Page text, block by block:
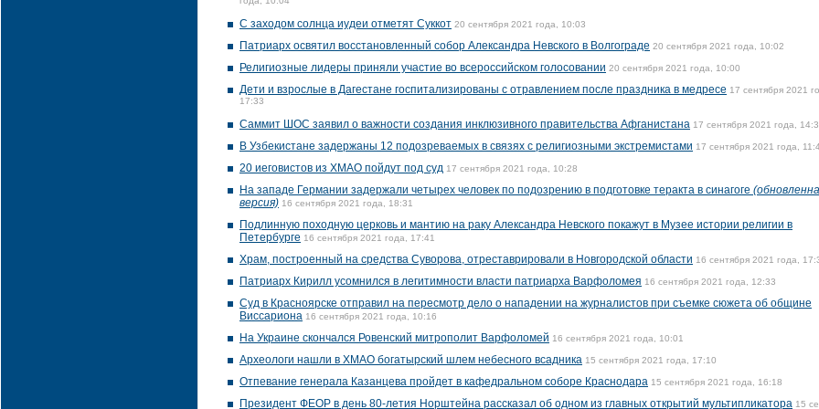
С заходом солнца иудеи отметят Суккот 20 сентября 2021 года, 10:03
Патриарх освятил восстановленный собор Александра Невского в Волгограде 20 сентября 2021 года, 10:02
Религиозные лидеры приняли участие во всероссийском голосовании 20 сентября 2021 года, 10:00
Дети и взрослые в Дагестане госпитализированы с отравлением после праздника в медресе 17 сентября 2021
17:33
Саммит ШОС заявил о важности создания инклюзивного правительства Афганистана 17 сентября 2021 года,
В Узбекистане задержаны 12 подозреваемых в связях с религиозными экстремистами 17 сентября 2021 года,
20 иеговистов из ХМАО пойдут под суд 17 сентября 2021 года, 10:28
На западе Германии задержали четырех человек по подозрению в подготовке теракта в синагоге
версия) 16 сентября 2021 года, 18:31
Подлинную походную церковь и мантию на раку Александра Невского покажут в Музее истории религии в
Петербурге 16 сентября 2021 года, 17:41
Храм, построенный на средства Суворова, отреставрировали в Новгородской области 16 сентября 2021 года,
Патриарх Кирилл усомнился в легитимности власти патриарха Варфоломея 16 сентября 2021 года, 12:33
Суд в Красноярске отправил на пересмотр дело о нападении на журналистов при съемке сюжета об общине
Виссариона 16 сентября 2021 года, 10:16
На Украине скончался Ровенский митрополит Варфоломей 16 сентября 2021 года, 10:01
Археологи нашли в ХМАО богатырский шлем небесного всадника 15 сентября 2021 года, 17:10
Отпевание генерала Казанцева пройдет в кафедральном соборе Краснодара 15 сентября 2021 года, 16:18
Президент ФЕОР в день 80-летия Норштейна рассказал об одном из главных открытий мультипликатора 15